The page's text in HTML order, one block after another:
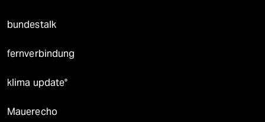
bundestalk
fernverbindung
klima update°
Mauerecho